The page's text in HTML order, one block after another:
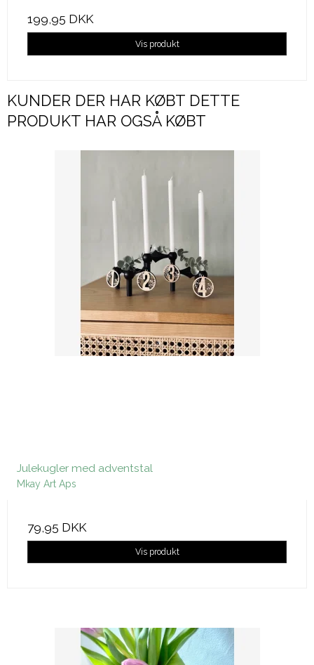
199,95 DKK
Vis produkt
KUNDER DER HAR KØBT DETTE
PRODUKT HAR OGSÅ KØBT
Julekugler med adventstal
Mkay Art Aps
79,95 DKK
Vis produkt